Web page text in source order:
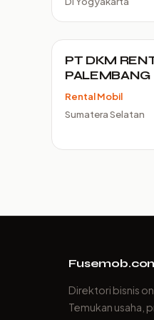
PT DKM
PALEMBANG
Rental Mobil
Sumatera Selatan
Direktori bisnis
Temukan usaha,